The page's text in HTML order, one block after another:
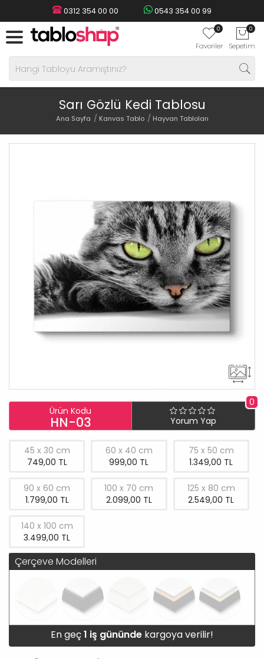
0312 354 00 00 0543 354 00 99
0
Favoriler
0
Sepetim
Sarı Gözlü Kedi Tablosu
Ana Sayfa Kanvas Tablo Hayvan Tabloları
Ürün Kodu
HN-03
0
Yorum Yap
45 x 30 cm
749,00 TL
60 x 40 cm
999,00 TL
75 x 50 cm
1.349,00 TL
90 x 60 cm
1.799,00 TL
100 x 70 cm
2.099,00 TL
125 x 80 cm
2.549,00 TL
140 x 100 cm
3.499,00 TL
Çerçeve Modelleri
En geç1 iş gününde kargoya verilir!